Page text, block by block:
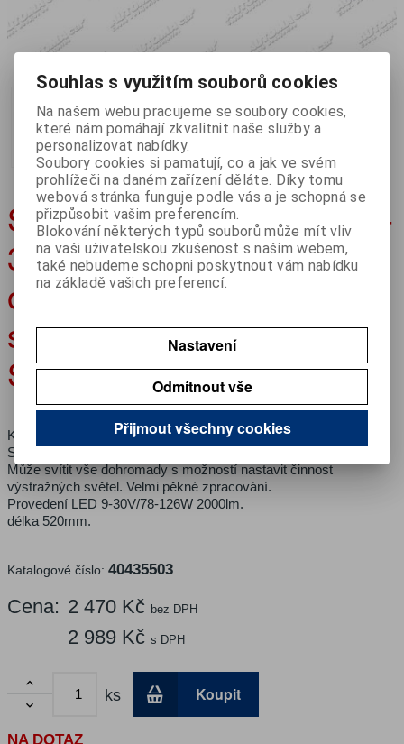
Světlomet pracovní LED 9-
30V/76-126W 2 000lm s
oranžovými výstražnými
světly PRO-MULTI-
STREAM 520mm
Kombinace pracovního světla a výstražných světel.
Svítí samostatně pracovní světlomet nebo výstražná světla.
Může svítit vše dohromady s možností nastavit činnost
výstražných světel. Velmi pěkné zpracování.
Provedení LED 9-30V/78-126W 2000lm.
délka 520mm.
Katalogové číslo: 40435503
Cena: 2 470 Kč bez DPH
2 989 Kčs DPH


ks Koupit
NA DOTAZ
Souhlas s využitím souborů cookies
Na našem webu pracujeme se soubory cookies,
které nám pomáhají zkvalitnit naše služby a
personalizovat nabídky.
Soubory cookies si pamatují, co a jak ve svém
prohlížeči na daném zařízení děláte. Díky tomu
webová stránka funguje podle vás a je schopná se
přizpůsobit vašim preferencím.
Blokování některých typů souborů může mít vliv
na vaši uživatelskou zkušenost s naším webem,
také nebudeme schopni poskytnout vám nabídku
na základě vašich preferencí.
Nastavení
Odmítnout vše
Přijmout všechny cookies